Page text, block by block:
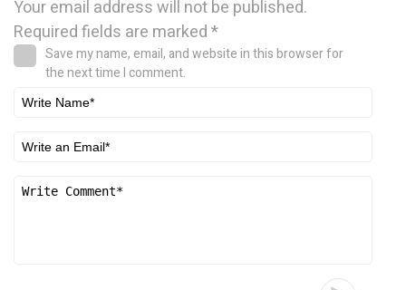
Your email address will not be published.
Required fields are marked*
Save my name, email, and website in this browser for
the next time I comment.